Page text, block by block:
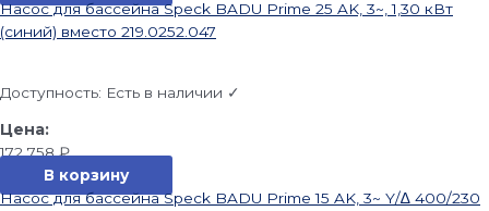
Насос для бассейна Speck BADU Prime 25 AK, 3~, 1,30 кВт
(синий) вместо 219.0252.047
Доступность: Есть в наличии ✓
172 758₽
В корзину
Насос для бассейна Speck BADU Prime 15 AK, 3~ Y/∆ 400/230